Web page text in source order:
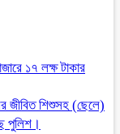
১৭ লক্ষ টাকার
জীবিত শিশুসহ (ছেলে)
পুলিশ।